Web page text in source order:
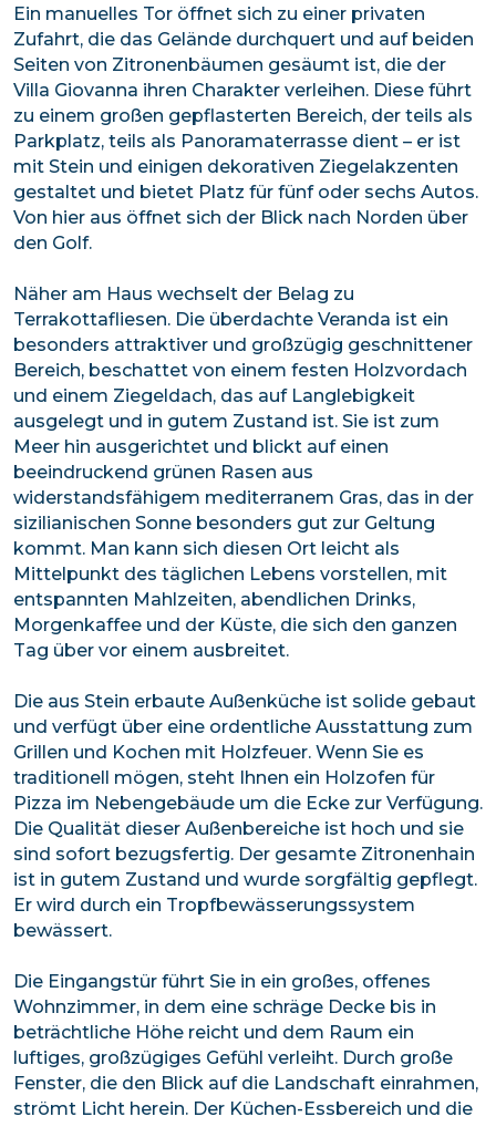
Ein manuelles Tor öffnet sich zu einer privaten
Zufahrt, die das Gelände durchquert und auf beiden
Seiten von Zitronenbäumen gesäumt ist, die der
Villa Giovanna ihren Charakter verleihen. Diese führt
zu einem großen gepflasterten Bereich, der teils als
Parkplatz, teils als Panoramaterrasse dient – er ist
mit Stein und einigen dekorativen Ziegelakzenten
gestaltet und bietet Platz für fünf oder sechs Autos.
Von hier aus öffnet sich der Blick nach Norden über
den Golf.
Näher am Haus wechselt der Belag zu
Terrakottafliesen. Die überdachte Veranda ist ein
besonders attraktiver und großzügig geschnittener
Bereich, beschattet von einem festen Holzvordach
und einem Ziegeldach, das auf Langlebigkeit
ausgelegt und in gutem Zustand ist. Sie ist zum
Meer hin ausgerichtet und blickt auf einen
beeindruckend grünen Rasen aus
widerstandsfähigem mediterranem Gras, das in der
sizilianischen Sonne besonders gut zur Geltung
kommt. Man kann sich diesen Ort leicht als
Mittelpunkt des täglichen Lebens vorstellen, mit
entspannten Mahlzeiten, abendlichen Drinks,
Morgenkaffee und der Küste, die sich den ganzen
Tag über vor einem ausbreitet.
Die aus Stein erbaute Außenküche ist solide gebaut
und verfügt über eine ordentliche Ausstattung zum
Grillen und Kochen mit Holzfeuer. Wenn Sie es
traditionell mögen, steht Ihnen ein Holzofen für
Pizza im Nebengebäude um die Ecke zur Verfügung.
Die Qualität dieser Außenbereiche ist hoch und sie
sind sofort bezugsfertig. Der gesamte Zitronenhain
ist in gutem Zustand und wurde sorgfältig gepflegt.
Er wird durch ein Tropfbewässerungssystem
bewässert.
Die Eingangstür führt Sie in ein großes, offenes
Wohnzimmer, in dem eine schräge Decke bis in
beträchtliche Höhe reicht und dem Raum ein
luftiges, großzügiges Gefühl verleiht. Durch große
Fenster, die den Blick auf die Landschaft einrahmen,
strömt Licht herein. Der Küchen-Essbereich und die